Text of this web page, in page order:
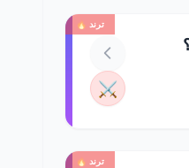
ترند 🔥
⚔️
ترند 🔥